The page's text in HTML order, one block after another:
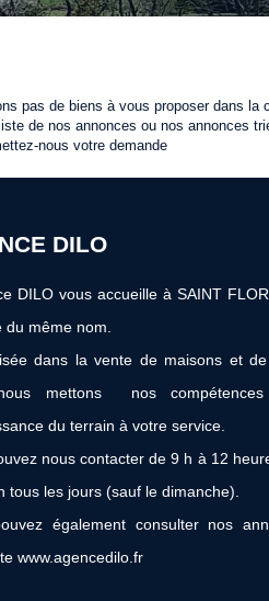
pas de biens à vous proposer dans
de nos annonces ou nos annonces
nous votre demande
DILO
DILO vous accueille à SAINT
du même nom.
dans la vente de maisons et
mettons nos
du terrain à votre service.
nous contacter de 9 h à 12
tous les jours (sauf le dimanche).
également consulter nos
www.agencedilo.fr